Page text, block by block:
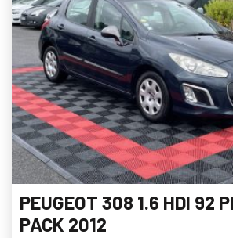
PEUGEOT 308 1.6 HDI 92
PACK 2012